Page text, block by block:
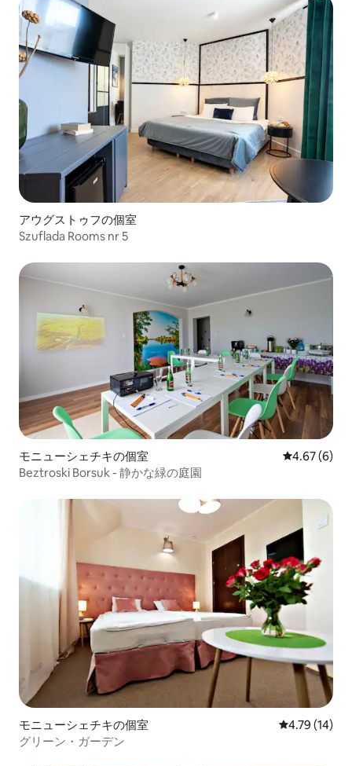
アウグストゥフの個室
Szuflada Rooms nr 5
モニューシェチキの個室 レビュー6
4.67 (6)
Beztroski Borsuk - 静かな緑の庭園
モニューシェチキの個室 レビュー14
4.79 (14)
グリーン・ガーデン